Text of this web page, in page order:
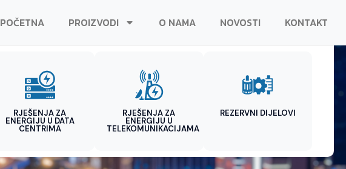
POČETNA PROIZVODI O NAMA NOVOSTI KONTAKT
RJEŠENJA ZA
ENERGIJU U DATA
CENTRIMA
RJEŠENJA ZA
ENERGIJU U
TELEKOMUNIKACIJAMA
REZERVNI DIJELOVI